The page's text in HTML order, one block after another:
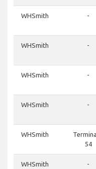
WHSmith -
WHSmith -
WHSmith -
WHSmith -
WHSmith
54
WHSmith -